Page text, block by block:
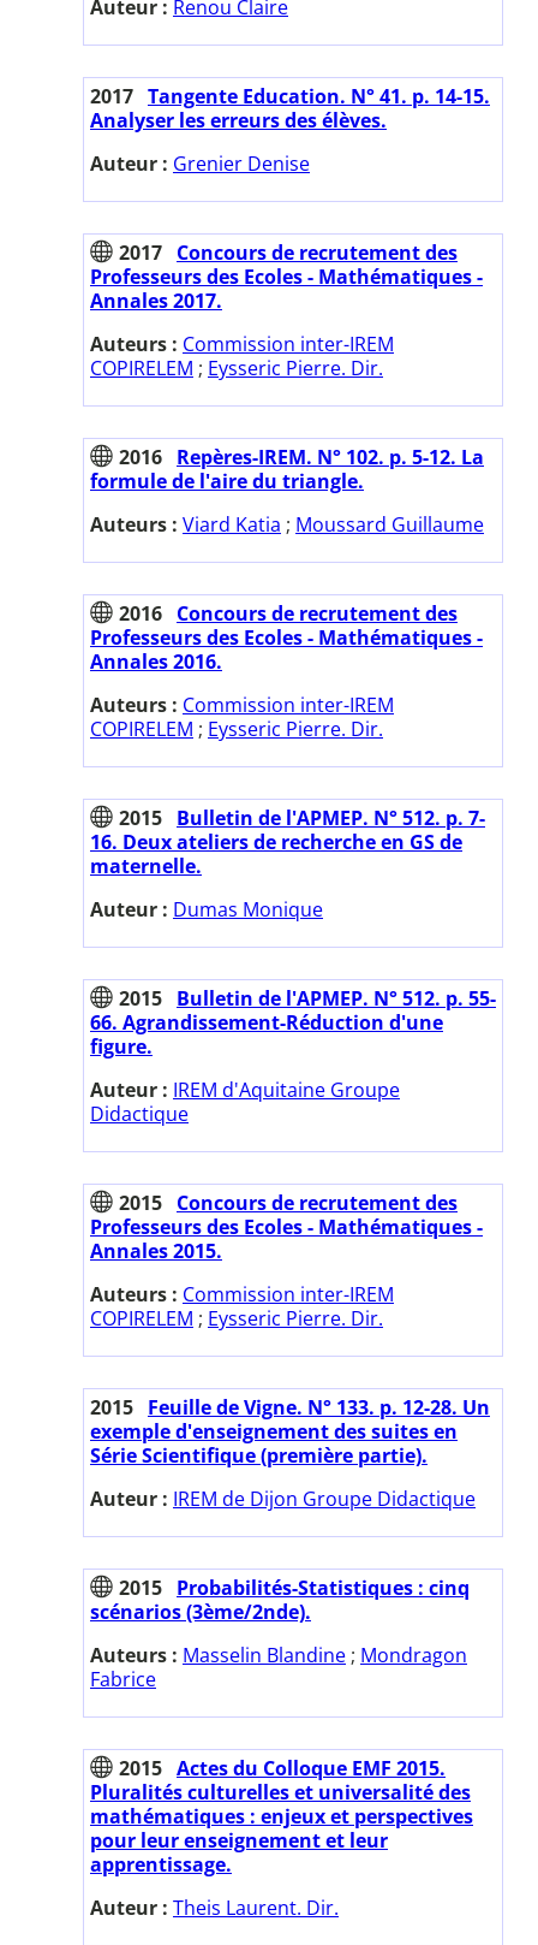
Auteur : Renou Claire
2017 Tangente Education. N° 41. p. 14-15.
Analyser les erreurs des élèves.
Auteur : Grenier Denise
2017 Concours de recrutement des
Professeurs des Ecoles - Mathématiques -
Annales 2017.
Auteurs : Commission inter-IREM
COPIRELEM ; Eysseric Pierre. Dir.
2016 Repères-IREM. N° 102. p. 5-12. La
formule de l'aire du triangle.
Auteurs : Viard Katia ; Moussard Guillaume
2016 Concours de recrutement des
Professeurs des Ecoles - Mathématiques -
Annales 2016.
Auteurs : Commission inter-IREM
COPIRELEM ; Eysseric Pierre. Dir.
2015 Bulletin de l'APMEP. N° 512. p. 7-
16. Deux ateliers de recherche en GS de
maternelle.
Auteur : Dumas Monique
2015 Bulletin de l'APMEP. N° 512. p. 55-
66. Agrandissement-Réduction d'une
figure.
Auteur : IREM d'Aquitaine Groupe
Didactique
2015 Concours de recrutement des
Professeurs des Ecoles - Mathématiques -
Annales 2015.
Auteurs : Commission inter-IREM
COPIRELEM ; Eysseric Pierre. Dir.
2015 Feuille de Vigne. N° 133. p. 12-28. Un
exemple d'enseignement des suites en
Série Scientifique (première partie).
Auteur : IREM de Dijon Groupe Didactique
2015 Probabilités-Statistiques : cinq
scénarios (3ème/2nde).
Auteurs : Masselin Blandine ; Mondragon
Fabrice
2015 Actes du Colloque EMF 2015.
Pluralités culturelles et universalité des
mathématiques : enjeux et perspectives
pour leur enseignement et leur
apprentissage.
Auteur : Theis Laurent. Dir.